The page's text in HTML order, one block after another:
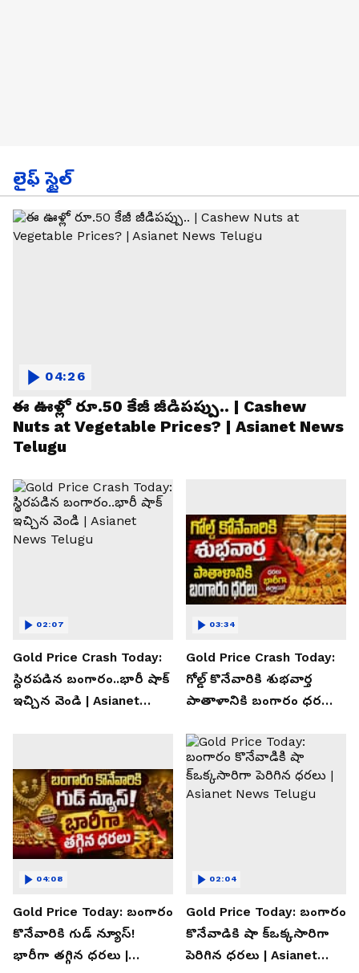
లైఫ్ స్టైల్
ఈ ఊళ్లో రూ.50 కేజీ జీడిపప్పు.. | Cashew
Nuts at Vegetable Prices? | Asianet News
Telugu
04:26
Gold Price Crash Today:
స్థిరపడిన బంగారం..భారీ షాక్
ఇచ్చిన వెండి | Asianet
02:07
Gold Price Crash Today:
గోల్డ్ కొనేవారికి శుభవార్త
పాతాళానికి బంగారం ధరలు |
03:34
Gold Price Today: బంగారం
కొనేవారికి గుడ్ న్యూస్!
భారీగా తగ్గిన ధరలు |
04:08
Gold Price Today: బంగారం
కొనేవాడికి షా క్ఒక్కసారిగా
పెరిగిన ధరలు | Asianet
02:04